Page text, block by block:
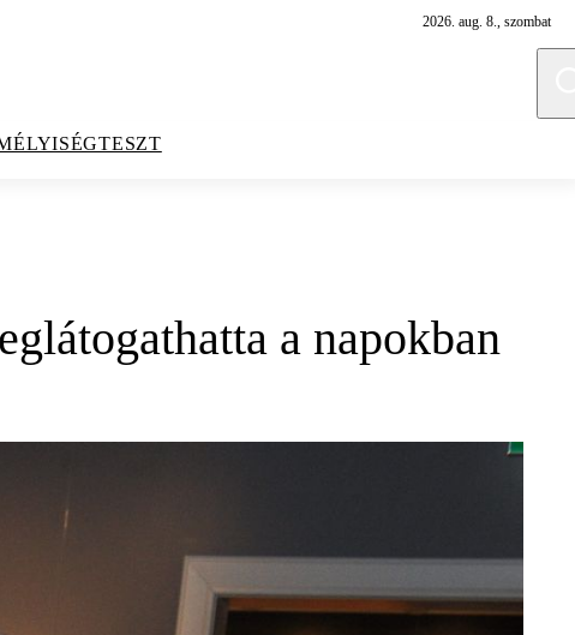
2026. aug. 8., szombat
a napokban